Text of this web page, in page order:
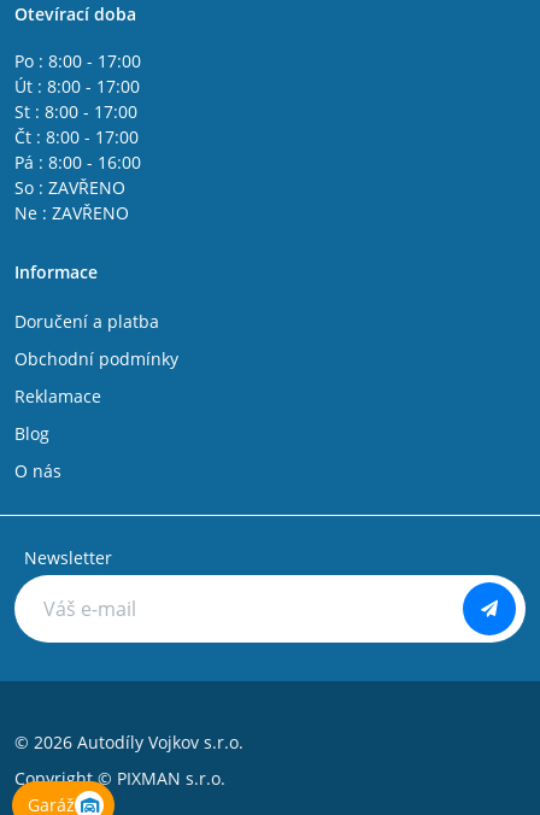
Garáž
Otevírací doba
Po : 8:00 - 17:00
Út : 8:00 - 17:00
St : 8:00 - 17:00
Čt : 8:00 - 17:00
Pá : 8:00 - 16:00
So : ZAVŘENO
Ne : ZAVŘENO
Informace
Doručení a platba
Obchodní podmínky
Reklamace
Blog
O nás
Newsletter
© 2026 Autodíly Vojkov s.r.o.
Copyright © PIXMAN s.r.o.